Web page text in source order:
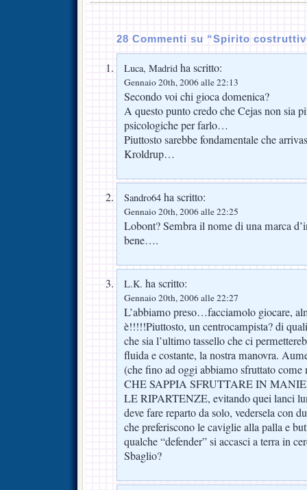
28 Commenti su “Spirito
Luca, Madrid ha scritto:
Gennaio 20th, 2006 alle 22:13
Secondo voi chi gioca domenica?
A questo punto credo che Cejas non sia
psicologiche per farlo…
Piuttosto sarebbe fondamentale che
Kroldrup…
Sandro64 ha scritto:
Gennaio 20th, 2006 alle 22:25
Lobont? Sembra il nome di una marca
bene….
L.K. ha scritto:
Gennaio 20th, 2006 alle 22:27
L’abbiamo preso…facciamolo giocare,
è!!!!!Piuttosto, un centrocampista? di
che sia l’ultimo tassello che ci
fluida e costante, la nostra manovra.
(che fino ad oggi abbiamo sfruttato
CHE SAPPIA SFRUTTARE IN
LE RIPARTENZE, evitando quei lanci
deve fare reparto da solo, vedersela con
che preferiscono le caviglie alla palla e
qualche “defender” si accasci a terra in
Sbaglio?